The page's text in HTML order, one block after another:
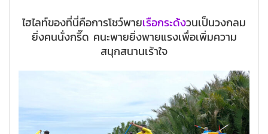
ไฮไลท์ของที่นี่คือการโชว์พายเรือกระด้งวนเป็นวงกลม
ยิ่งคนนั่งกรี๊ด คนะพายยิ่งพายแรงเพื่อเพิ่มความ
สนุกสนานเร้าใจ